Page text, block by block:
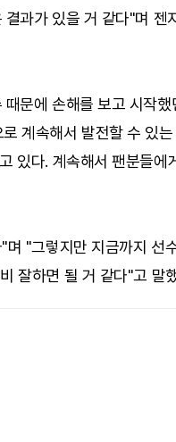
과가 있을 거 같다"며 젠
문에 손해를 보고 시작했
계속해서 발전할 수 있
있다. 계속해서 팬분들에
"그렇지만 지금까지 선
잘하면 될 거 같다"고 말